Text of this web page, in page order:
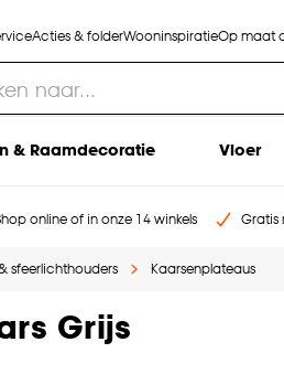
Acties & folderWooninspiratieOp maat
& Raamdecoratie Vloer
online of in onze 14 winkels Gratis
sfeerlichthouders Kaarsenplateaus
Grijs